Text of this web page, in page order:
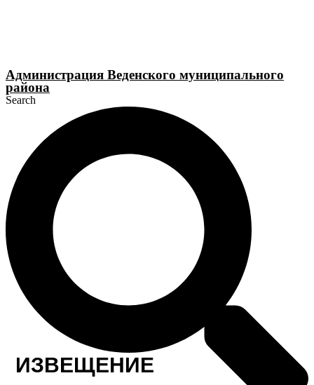
Администрация Веденского муниципального
района
Search
ИЗВЕЩЕНИЕ